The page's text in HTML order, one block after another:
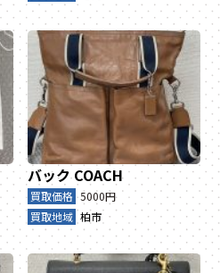
バック COACH
買取価格 5000円
買取地域 柏市